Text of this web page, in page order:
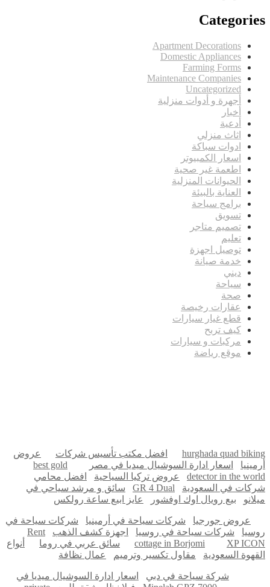
Categories
Apartment Decorations
Domestic Appliances
Farming Forms
Maintenance Companies
Uncategorized
أجهرة و أدوات منزلية
أخبار
أدعية
اثاث منزلي
ادوات سباكة
اسعار الكمبيوتر
اطعمة غير صحية
الحيوانات المنزلية
العناية بالبيئة
برامج سياحة
تسويق
تصميم متاجر
تعليم
توصيل اجهزة
خدمة صيانة
ديني
سياحة
صحة
عقارات رخيصة
قطع غيار سيارات
كيف تربح
مركبات و سيارات
موقع رياضة
hurghada quad biking افضل مكتب تأسيس شركات
عروض
أرمينيا
اسعار ادارة السوشيال ميديا في مصر
best gold
detector in the world
عروض تركيا السياحية
افضل محامي
شركات في السعودية
GR 4 Dual
سائق و مرشد سياحي في
ميلانو
بيع رويال اوك اوفشور عايز ابيع ساعة رولكس
عروض جورجيا شركات سياحة في أرمينيا
شركات سياحة في
روسيا
شركات سياحة في روسيا اجهزة كشف الذهب
Rent
cottage in Borjomi
XP ICON سائق عربي في روما
أنواع
القهوة السعودية
مقاول تكسير وترميم عمال نظافة
شركة سياحة في دبي
اسعار ادارة السوشيال ميديا في